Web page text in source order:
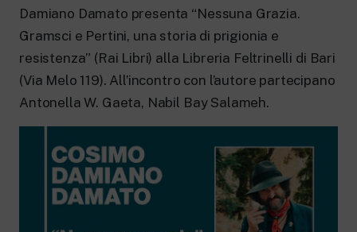
New 24 ore su 24: attualità, ultime notizie
e aggiornamenti.
Damiano Damato presenta “Nessuna Grazia.
Gramsci e Pertini, una storia di prigionia e
resistenza” (Rai Libri) alla Libreria Feltrinelli di Bari
(Via Melo 119). All’incontro con l’autore partecipano
Antonella W. Gaeta, Nabil Bay Salameh.